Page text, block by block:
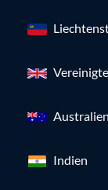
Australien
Indien